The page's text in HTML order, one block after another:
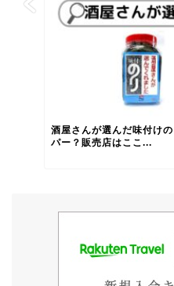
酒屋さんが選んだ味付け
パー？販売店はここ...